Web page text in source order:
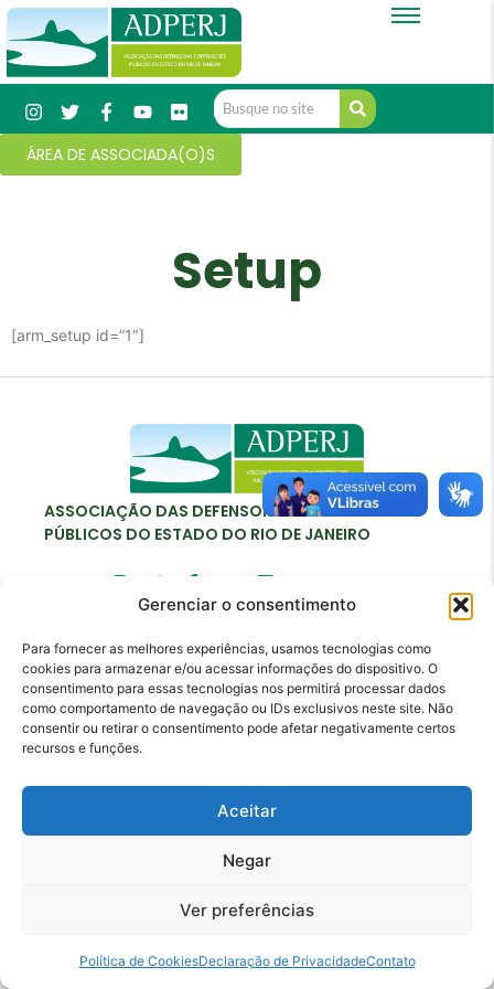
Gerenciar o consentimento
Para fornecer as melhores experiências, usamos tecnologias como
cookies para armazenar e/ou acessar informações do dispositivo. O
consentimento para essas tecnologias nos permitirá processar dados
como comportamento de navegação ou IDs exclusivos neste site. Não
consentir ou retirar o consentimento pode afetar negativamente certos
recursos e funções.
Aceitar
Negar
Ver preferências
Política de CookiesDeclaração de PrivacidadeContato
ÁREA DE ASSOCIADA(O)S
Setup
[arm_setup id=”1″]
ASSOCIAÇÃO DAS DEFENSORAS E DEFENSORES
PÚBLICOS DO ESTADO DO RIO DE JANEIRO
Contato
adperj@adperj.com.br
(21) 2220-6022
Janeiro - RJ - CEP: 20011-020